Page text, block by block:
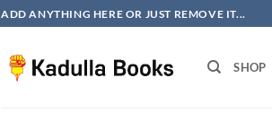
ADD ANYTHING HERE OR JUST REMOVE IT...
SHOP